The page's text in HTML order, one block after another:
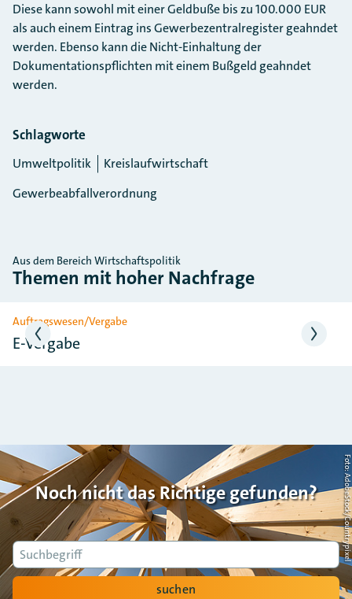
Diese kann sowohl mit einer Geldbuße bis zu 100.000 EUR
als auch einem Eintrag ins Gewerbezentralregister geahndet
werden. Ebenso kann die Nicht-Einhaltung der
Dokumentationspflichten mit einem Bußgeld geahndet
werden.
Schlagworte
Umweltpolitik
Kreislaufwirtschaft
Gewerbeabfallverordnung
Aus dem Bereich Wirtschaftspolitik
Themen mit hoher Nachfrage
Slider überspringen
Auftragswesen/Vergabe
E-Vergabe
Noch nicht das Richtige gefunden?
Suche
suchen
Foto: AdobeStock/Countrypixel